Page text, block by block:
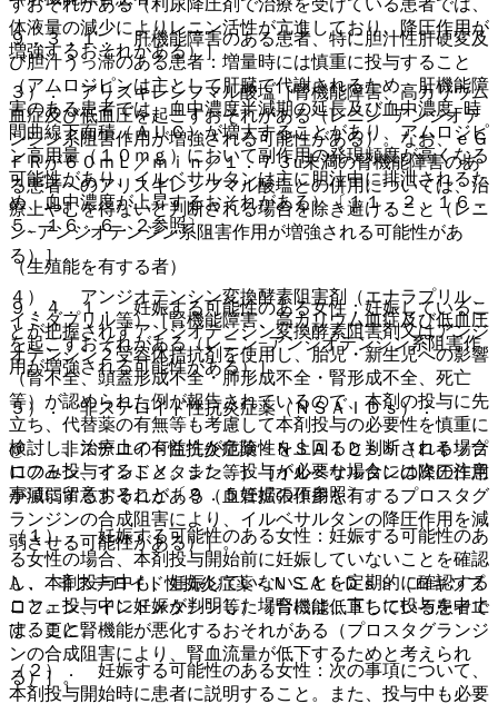
すおそれがある（利尿降圧剤で治療を受けている患者では、
体液量の減少によりレニン活性が亢進しており、降圧作用が
増強するおそれがある）］。
３）． アリスキレンフマル酸塩［腎機能障害、高カリウム
血症及び低血圧を起こすおそれがある（レニン−アンジオテ
ンシン系阻害作用が増強される可能性がある）。なお、ｅＧ
ＦＲが６０ｍＬ／ｍｉｎ／１．７３u未満の腎機能障害のあ
る患者へのアリスキレンフマル酸塩との併用については、治
療上やむを得ないと判断される場合を除き避けること（レニ
ン−アンジオテンシン系阻害作用が増強される可能性があ
る）］。
４）． アンジオテンシン変換酵素阻害剤（エナラプリル、
イミダプリル等）［腎機能障害、高カリウム血症及び低血圧
を起こすおそれがある（レニン−アンジオテンシン系阻害作
用が増強される可能性がある）］。
５）． 非ステロイド性抗炎症薬（ＮＳＡＩＤｓ）：
@． 非ステロイド性抗炎症薬＜ＮＳＡＩＤｓ＞（ロキソプ
ロフェン、インドメタシン等）［イルベサルタンの降圧作用
が減弱するおそれがある（血管拡張作用を有するプロスタグ
ランジンの合成阻害により、イルベサルタンの降圧作用を減
弱させる可能性がある）］。
A． 非ステロイド性抗炎症薬＜ＮＳＡＩＤｓ＞（ロキソプ
ロフェン、インドメタシン等）［腎機能低下している患者で
は、更に腎機能が悪化するおそれがある（プロスタグランジ
ンの合成阻害により、腎血流量が低下するためと考えられ
る）］。
９．３．１． 肝機能障害のある患者、特に胆汁性肝硬変及
び胆汁うっ滞のある患者：増量時には慎重に投与すること
（アムロジピンは主として肝臓で代謝されるため、肝機能障
害のある患者では、血中濃度半減期の延長及び血中濃度−時
間曲線下面積（ＡＵＣ）が増大することがあり、アムロジピ
ン高用量（１０ｍｇ）において副作用の発現頻度が高くなる
可能性があり、イルベサルタンは主に胆汁中に排泄されるた
め、血中濃度が上昇するおそれがある）〔１１．２、１６．
５、１６．６．２参照〕。
（生殖能を有する者）
９．４．１． 妊娠する可能性のある女性：妊娠しているこ
とが把握されずアンジオテンシン変換酵素阻害剤又はアンジ
オテンシン２受容体拮抗剤を使用し、胎児・新生児への影響
（腎不全、頭蓋形成不全・肺形成不全・腎形成不全、死亡
等）が認められた例が報告されているので、本剤の投与に先
立ち、代替薬の有無等も考慮して本剤投与の必要性を慎重に
検討し、治療上の有益性が危険性を上回ると判断される場合
にのみ投与すること。また、投与が必要な場合には次の注意
事項に留意すること〔９．５妊婦の項参照〕。
（１）． 妊娠する可能性のある女性：妊娠する可能性のあ
る女性の場合、本剤投与開始前に妊娠していないことを確認
し、本剤投与中も、妊娠していないことを定期的に確認する
こと。投与中に妊娠が判明した場合には、直ちに投与を中止
すること。
（２）． 妊娠する可能性のある女性：次の事項について、
本剤投与開始時に患者に説明すること。また、投与中も必要